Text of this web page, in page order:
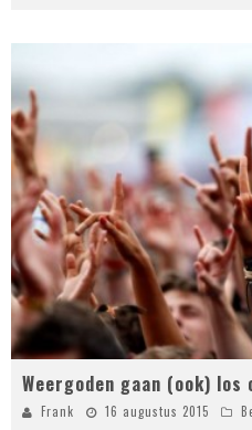
Weergoden gaan (ook) los
Frank 16 augustus 2015